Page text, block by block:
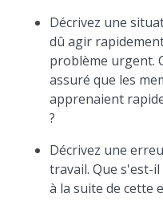
Décrivez une
dû agir
problème urgent.
assuré que les
apprenaient
?
Décrivez une
travail. Que s'est-
à la suite de cette